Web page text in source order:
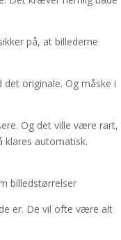
på, at billederne
originale. Og måske i
Og det ville være rart,
klares automatisk.
billedstørrelser
er. De vil ofte være alt